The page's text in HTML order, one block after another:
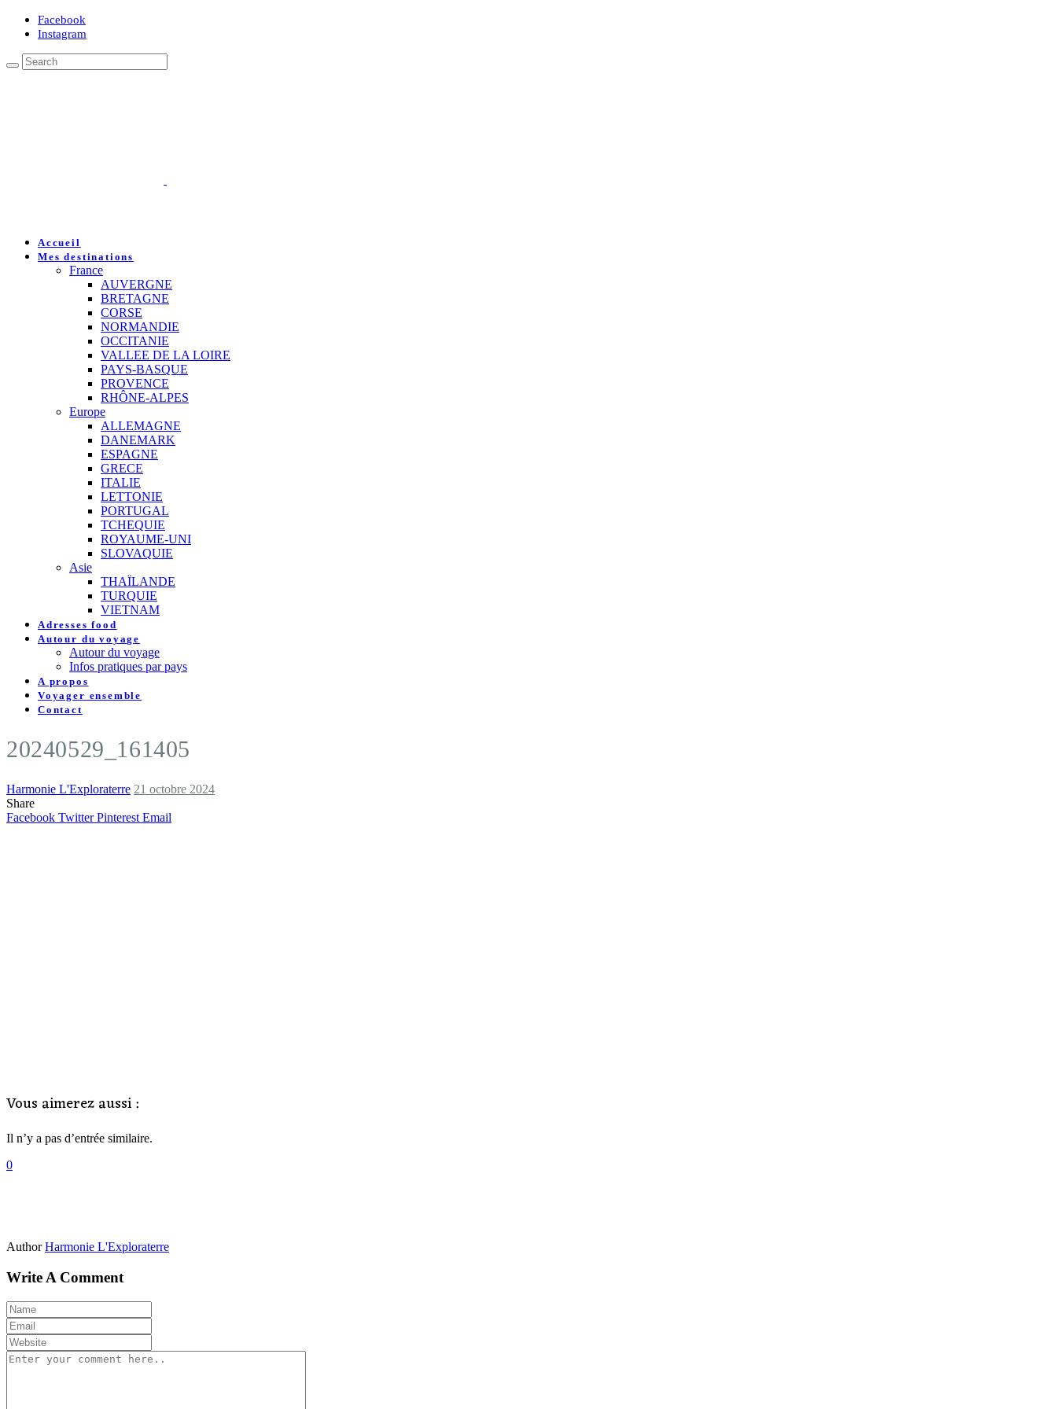
Facebook
Instagram
Accueil
Mes destinations
France
AUVERGNE
BRETAGNE
CORSE
NORMANDIE
OCCITANIE
VALLEE DE LA LOIRE
PAYS-BASQUE
PROVENCE
RHÔNE-ALPES
Europe
ALLEMAGNE
DANEMARK
ESPAGNE
GRECE
ITALIE
LETTONIE
PORTUGAL
TCHEQUIE
ROYAUME-UNI
SLOVAQUIE
Asie
THAÏLANDE
TURQUIE
VIETNAM
Adresses food
Autour du voyage
Autour du voyage
Infos pratiques par pays
A propos
Voyager ensemble
Contact
20240529_161405
Harmonie L'Exploraterre 21 octobre 2024
Share
Facebook Twitter Pinterest Email
Vous aimerez aussi :
Il n’y a pas d’entrée similaire.
0
Author Harmonie L'Exploraterre
Write A Comment